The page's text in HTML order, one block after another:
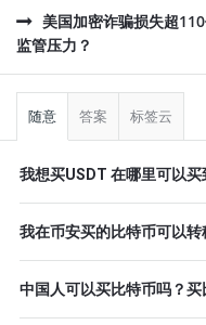
美国加密诈骗损失超
监管压力？
侧
随意 答案 标签云
我想买USDT 在哪里可以
我在币安买的比特币可以转
中国人可以买比特币吗？